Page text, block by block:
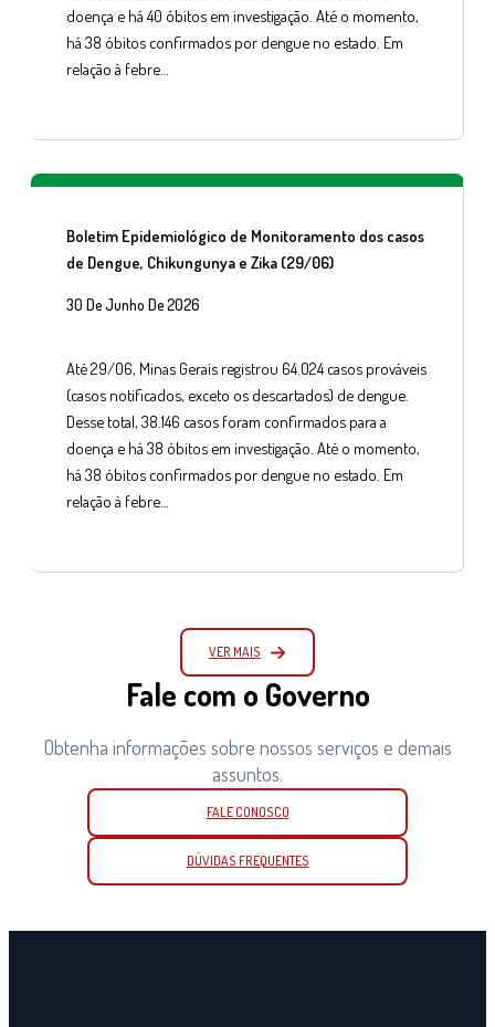
doença e há 40 óbitos em investigação. Até o momento,
há 38 óbitos confirmados por dengue no estado. Em
relação à febre…
Boletim Epidemiológico de Monitoramento dos casos
de Dengue, Chikungunya e Zika (29/06)
30 De Junho De 2026
Até 29/06, Minas Gerais registrou 64.024 casos prováveis
(casos notificados, exceto os descartados) de dengue.
Desse total, 38.146 casos foram confirmados para a
doença e há 38 óbitos em investigação. Até o momento,
há 38 óbitos confirmados por dengue no estado. Em
relação à febre…
VER MAIS
Fale com o Governo
Obtenha informações sobre nossos serviços e demais
assuntos.
FALE CONOSCO
DÚVIDAS FREQUENTES